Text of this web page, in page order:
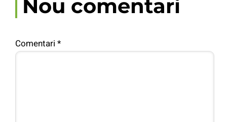
Nou comentari
Comentari *